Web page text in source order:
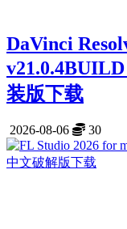
DaVinci
装版下载
2026-08-06 30